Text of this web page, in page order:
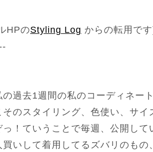
HPのStyling Log からの転用で
過去1週間の私のコーディネー
のスタイリング、色使い、サ
！ていうことで毎週、公開して
いして着用してるズバリのも